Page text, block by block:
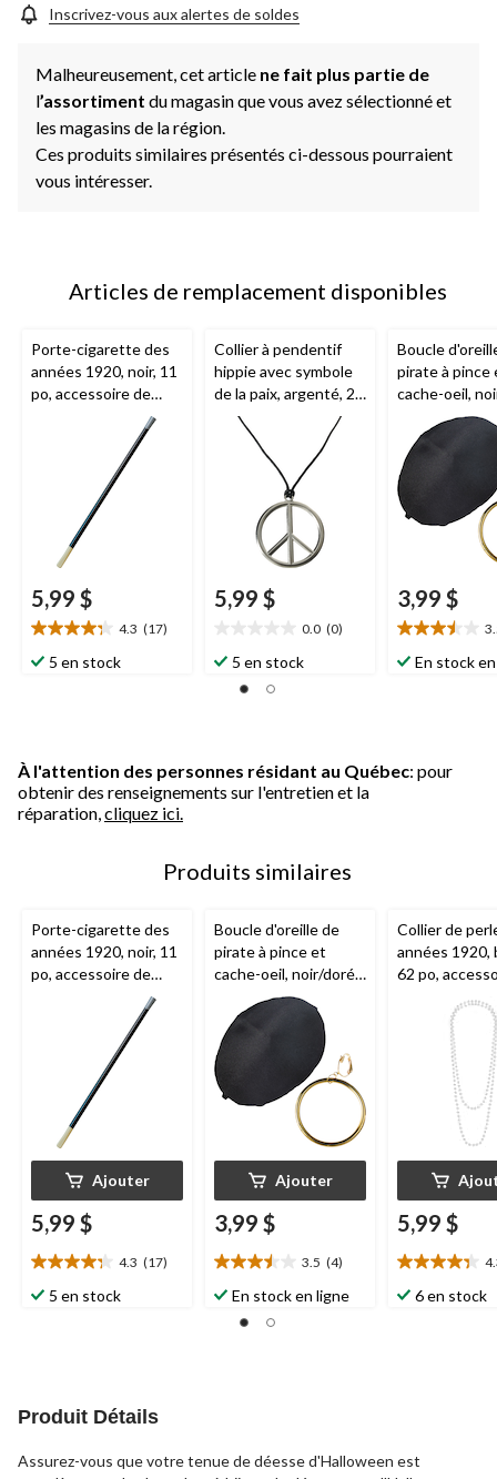
la
même
Inscrivez-vous aux alertes de soldes
Malheureusement, cet article ne fait plus partie de
l’assortiment du magasin que vous avez sélectionné et
les magasins de la région.
Ces produits similaires présentés ci-dessous pourraient
vous intéresser.
Articles de remplacement disponibles
Porte-cigarette des
années 1920, noir, 11
po, accessoire de
costume à porter
pour l'Halloween
5,99 $
4.3 (17)
4.3
étoile(s)
5 en stock
Collier à pendentif
hippie avec symbole
de la paix, argenté, 24
po, accessoire de
costume à porter
pour l'Halloween
5,99 $
0.0 (0)
étoile(s)
5 en stock
Boucle
pirate à pince
cache-oeil,
taille unique,
accessoires
costume à
pour
3,99 $
3.5
étoile(s)
En stock
À l'attention des personnes résidant au Québec: pour
obtenir des renseignements sur l'entretien et la
réparation, cliquez ici.
Produits similaires
Porte-cigarette des
années 1920, noir, 11
po, accessoire de
costume à porter
pour l'Halloween
Ajouter
5,99 $
4.3 (17)
4.3
étoile(s)
5 en stock
Boucle d'oreille de
pirate à pince et
cache-oeil, noir/doré,
taille unique, paq. 2,
accessoires de
costume à porter
pour l'Halloween
Ajouter
3,99 $
3.5 (4)
3.5
étoile(s)
En stock en ligne
Collier de
années 1920,
62 po,
costume à
pour
5,99 $
4.3
étoile(s)
6 en stock
Produit Détails
Assurez-vous que votre tenue de déesse d'Halloween est